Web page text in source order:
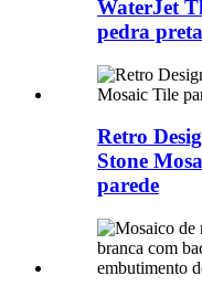
WaterJet
pedra
Retro
Stone
parede